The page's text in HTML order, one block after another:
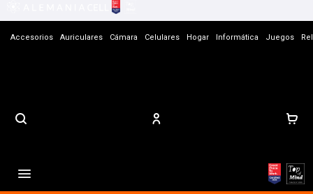
Accesorios Auriculares Cámara Celulares Hogar Informática Juegos
